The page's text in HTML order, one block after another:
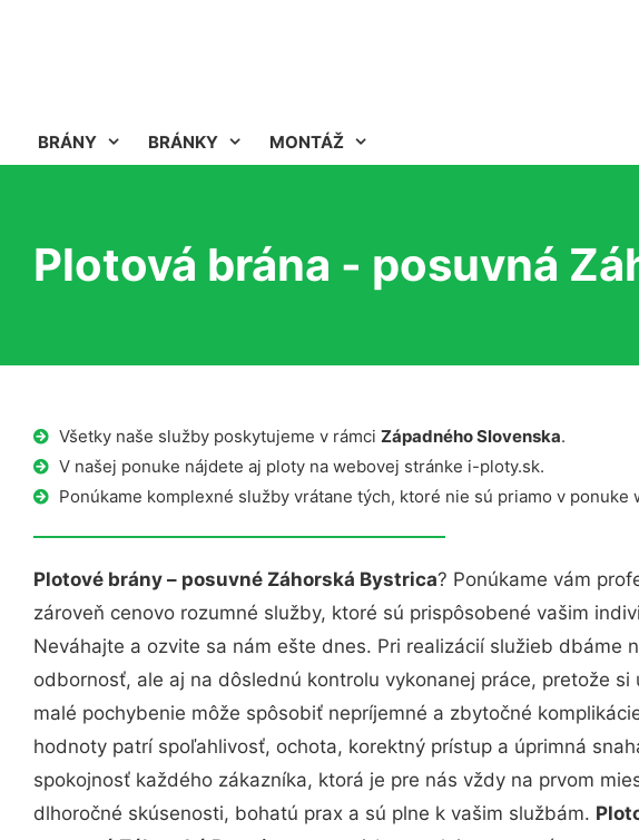
BRÁNY BRÁNKY MONTÁŽ
Plotová brána - posuvná
Všetky naše služby poskytujeme v rámci Západného Slovenska.
V našej ponuke nájdete aj ploty na webovej stránke i-ploty.sk.
Ponúkame komplexné služby vrátane tých, ktoré nie sú priamo v ponuke
Plotové brány – posuvné Záhorská Bystrica? Ponúkame vám
zároveň cenovo rozumné služby, ktoré sú prispôsobené vašim
Neváhajte a ozvite sa nám ešte dnes. Pri realizácií služieb dbáme
odbornosť, ale aj na dôslednú kontrolu vykonanej práce, pretože si
malé pochybenie môže spôsobiť nepríjemné a zbytočné
hodnoty patrí spoľahlivosť, ochota, korektný prístup a úprimná
spokojnosť každého zákazníka, ktorá je pre nás vždy na prvom
dlhoročné skúsenosti, bohatú prax a sú plne k vašim službám.